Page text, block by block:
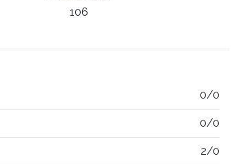
106
0/0
0/0
2/0